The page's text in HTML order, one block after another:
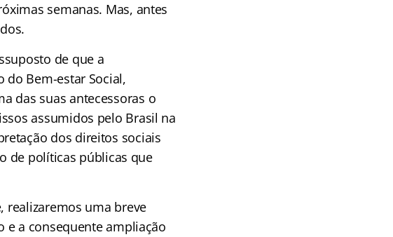
semanas. Mas, antes
de que a
do Bem-estar Social,
das suas antecessoras o
assumidos pelo Brasil na
dos direitos sociais
de políticas públicas que
realizaremos uma breve
e a consequente ampliação